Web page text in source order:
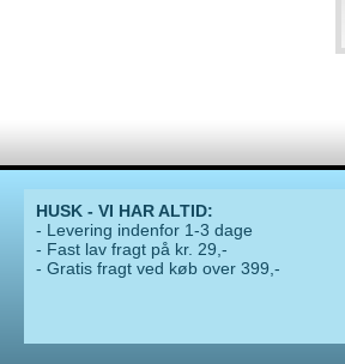
HUSK - VI HAR ALTID:
- Levering indenfor 1-3 dage
- Fast lav fragt på kr. 29,-
- Gratis fragt ved køb over 399,-